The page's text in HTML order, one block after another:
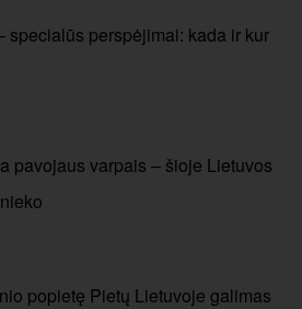
specialūs perspėjimai: kada ir kur
pavojaus varpais – šioje Lietuvos
popietę Pietų Lietuvoje galimas